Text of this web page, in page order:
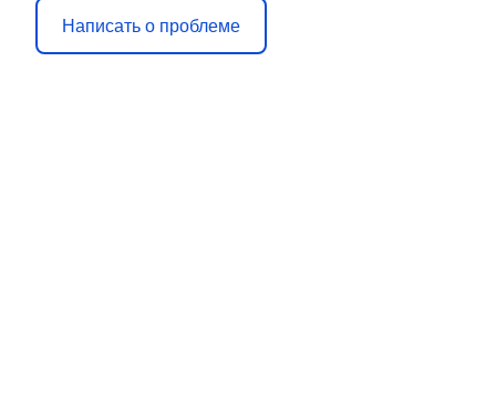
Написать о проблеме